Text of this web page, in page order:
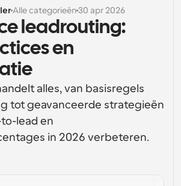
planning eenvoudig gemaakt
voor groepen
voor meer controle en
Alle categorieën30 apr 2026
leadrouting:
en
alles, van basisregels
tot geavanceerde strategieën
lead en
in 2026 verbeteren.